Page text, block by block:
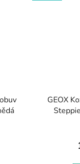
GEOX